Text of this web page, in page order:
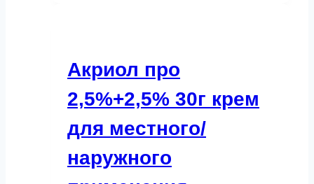
Акриол про
2,5%+2,5% 30г крем
для местного/
наружного